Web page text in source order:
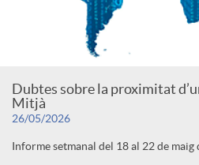
Dubtes sobre la proximitat
Mitjà
26/05/2026
Informe setmanal del 18 al 22 de maig